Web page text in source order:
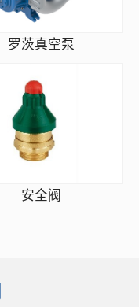
罗茨真空泵
安全阀